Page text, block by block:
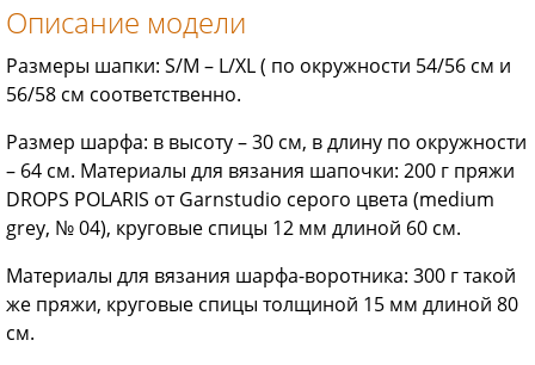
Описание модели
Размеры шапки: S/M – L/XL ( по окружности 54/56 см и
56/58 см соответственно.
Размер шарфа: в высоту – 30 см, в длину по окружности
– 64 см. Материалы для вязания шапочки: 200 г пряжи
DROPS POLARIS от Garnstudio серого цвета (medium
grey, № 04), круговые спицы 12 мм длиной 60 см.
Материалы для вязания шарфа-воротника: 300 г такой
же пряжи, круговые спицы толщиной 15 мм длиной 80
см.